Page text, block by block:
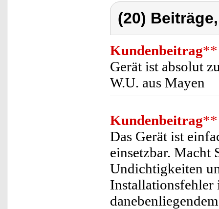
(20)
Kundenbeitrag**
Gerät ist absolut
W.U. aus Mayen
Kundenbeitrag**
Das Gerät ist
einsetzbar. Macht
Undichtigkeiten
Installationsfehler